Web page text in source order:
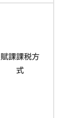
賦課課税方
式